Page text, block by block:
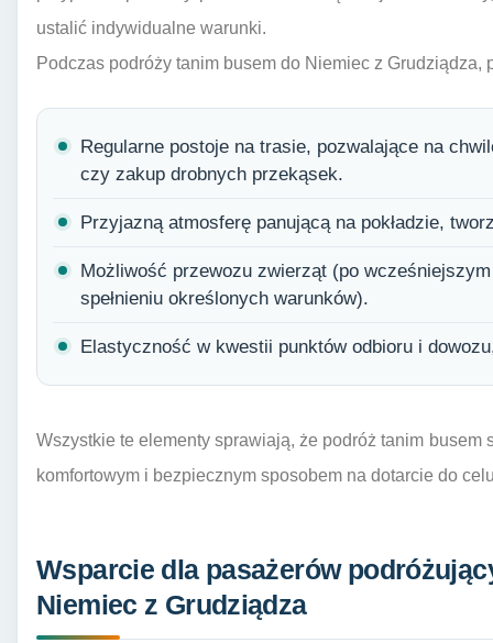
ustalić indywidualne warunki.
Podczas podróży tanim busem do Niemiec z Grudziądza,
Regularne postoje na trasie, pozwalające na
czy zakup drobnych przekąsek.
Przyjazną atmosferę panującą na pokładzie,
Możliwość przewozu zwierząt (po
spełnieniu określonych warunków).
Elastyczność w kwestii punktów odbioru i
Wszystkie te elementy sprawiają, że podróż tanim
komfortowym i bezpiecznym sposobem na dotarcie do
Wsparcie dla pasażerów
Niemiec z Grudziądza